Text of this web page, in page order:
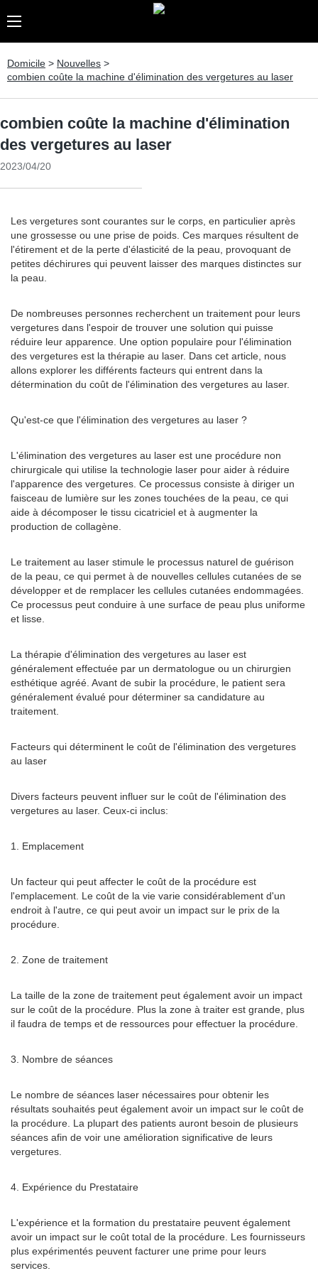
Domicile > Nouvelles >
combien coûte la machine d'élimination des vergetures au laser
combien coûte la machine d'élimination
des vergetures au laser
2023/04/20
Les vergetures sont courantes sur le corps, en particulier après
une grossesse ou une prise de poids. Ces marques résultent de
l'étirement et de la perte d'élasticité de la peau, provoquant de
petites déchirures qui peuvent laisser des marques distinctes sur
la peau.
De nombreuses personnes recherchent un traitement pour leurs
vergetures dans l'espoir de trouver une solution qui puisse
réduire leur apparence. Une option populaire pour l'élimination
des vergetures est la thérapie au laser. Dans cet article, nous
allons explorer les différents facteurs qui entrent dans la
détermination du coût de l'élimination des vergetures au laser.
Qu'est-ce que l'élimination des vergetures au laser ?
L'élimination des vergetures au laser est une procédure non
chirurgicale qui utilise la technologie laser pour aider à réduire
l'apparence des vergetures. Ce processus consiste à diriger un
faisceau de lumière sur les zones touchées de la peau, ce qui
aide à décomposer le tissu cicatriciel et à augmenter la
production de collagène.
Le traitement au laser stimule le processus naturel de guérison
de la peau, ce qui permet à de nouvelles cellules cutanées de se
développer et de remplacer les cellules cutanées endommagées.
Ce processus peut conduire à une surface de peau plus uniforme
et lisse.
La thérapie d'élimination des vergetures au laser est
généralement effectuée par un dermatologue ou un chirurgien
esthétique agréé. Avant de subir la procédure, le patient sera
généralement évalué pour déterminer sa candidature au
traitement.
Facteurs qui déterminent le coût de l'élimination des vergetures
au laser
Divers facteurs peuvent influer sur le coût de l'élimination des
vergetures au laser. Ceux-ci inclus:
1. Emplacement
Un facteur qui peut affecter le coût de la procédure est
l'emplacement. Le coût de la vie varie considérablement d'un
endroit à l'autre, ce qui peut avoir un impact sur le prix de la
procédure.
2. Zone de traitement
La taille de la zone de traitement peut également avoir un impact
sur le coût de la procédure. Plus la zone à traiter est grande, plus
il faudra de temps et de ressources pour effectuer la procédure.
3. Nombre de séances
Le nombre de séances laser nécessaires pour obtenir les
résultats souhaités peut également avoir un impact sur le coût de
la procédure. La plupart des patients auront besoin de plusieurs
séances afin de voir une amélioration significative de leurs
vergetures.
4. Expérience du Prestataire
L'expérience et la formation du prestataire peuvent également
avoir un impact sur le coût total de la procédure. Les fournisseurs
plus expérimentés peuvent facturer une prime pour leurs
services.